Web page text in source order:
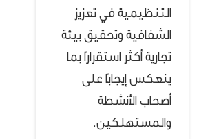
التنظيمية في تعزيز
الشفافية وتحقيق بيئة
تجارية أكثر استقرارًا بما
ينعكس إيجابًا على
أصحاب الأنشطة
والمستهلكين.